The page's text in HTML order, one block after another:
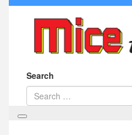
Search